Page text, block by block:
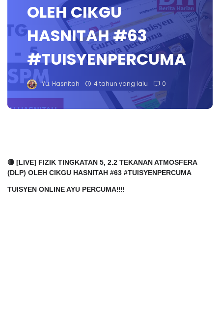
OLEH CIKGU
HASNITAH #63
#TUISYENPERCUMA
Yu. Hasnitah 4 tahun yang lalu 0
🔴 [LIVE] FIZIK TINGKATAN 5, 2.2 TEKANAN ATMOSFERA
(DLP) OLEH CIKGU HASNITAH #63 #TUISYENPERCUMA
TUISYEN ONLINE AYU PERCUMA‼️‼️